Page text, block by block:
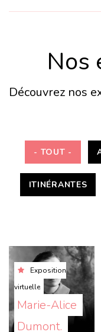
Nos
Découvrez nos
- TOUT -
ITINÉRANTES
Exposition
virtuelle
Marie-Alice
Dumont.